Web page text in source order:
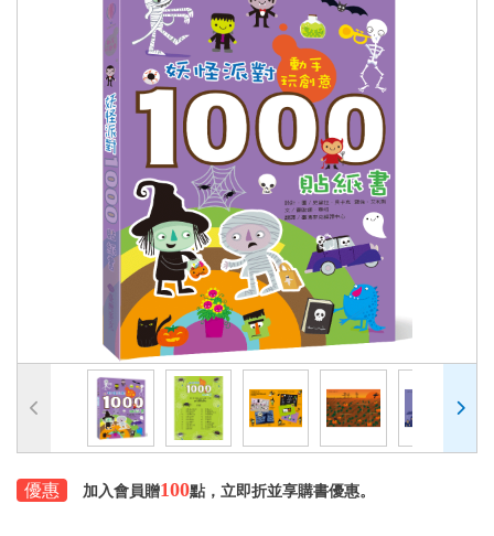
優惠 加入會員贈100點，立即折並享購書優惠。